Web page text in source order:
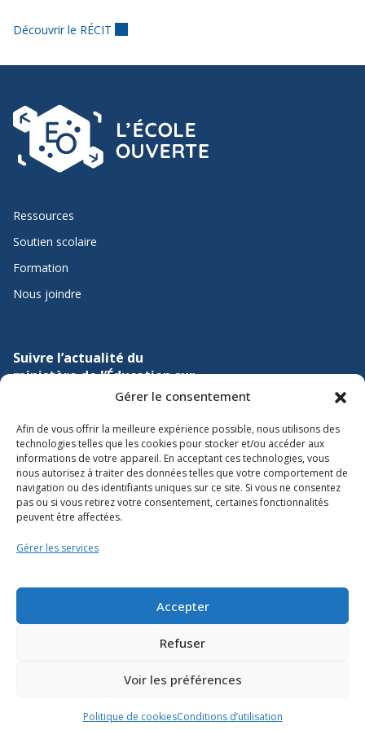
Gérer le consentement
Afin de vous offrir la meilleure expérience possible, nous utilisons des
technologies telles que les cookies pour stocker et/ou accéder aux
informations de votre appareil. En acceptant ces technologies, vous
nous autorisez à traiter des données telles que votre comportement de
navigation ou des identifiants uniques sur ce site. Si vous ne consentez
pas ou si vous retirez votre consentement, certaines fonctionnalités
peuvent être affectées.
Gérer les services
Accepter
Refuser
Voir les préférences
Politique de cookiesConditions d’utilisation
Découvrir le RÉCIT
Ressources
Soutien scolaire
Formation
Nous joindre
Suivre l’actualité du
ministère de l’Éducation sur
Politique des témoins
© Gouvernement du Québec, 2026